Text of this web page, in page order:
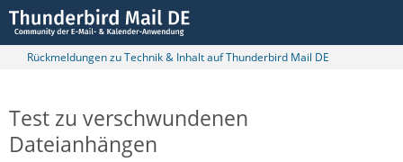
Rückmeldungen zu Technik & Inhalt auf Thunderbird Mail DE
Test zu verschwundenen
Dateianhängen